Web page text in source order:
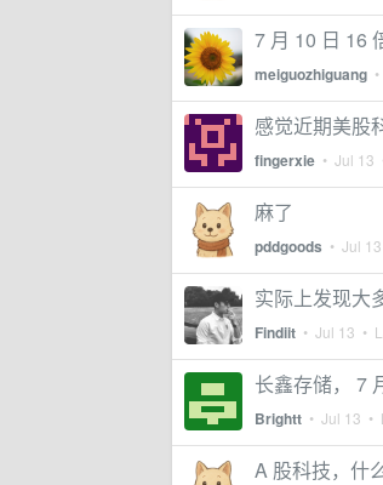
7 月 10 日 16
meiguozhiguang •
感觉近期美股
fingerxie • Jul 13
麻了
pddgoods • Jul 13
实际上发现大
Findiit • Jul 13 •
长鑫存储， 7
Brightt • Jul 13 •
A 股科技，什